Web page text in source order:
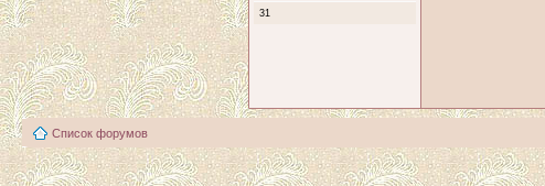
31
Список форумов